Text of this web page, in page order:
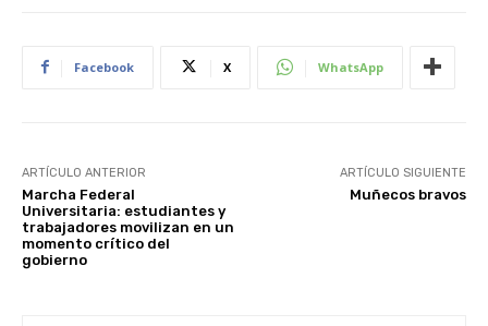
Facebook X WhatsApp
ARTÍCULO ANTERIOR
Marcha Federal
Universitaria: estudiantes y
trabajadores movilizan en un
momento crítico del
gobierno
ARTÍCULO SIGUIENTE
Muñecos bravos